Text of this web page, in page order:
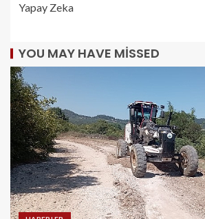
Yapay Zeka
YOU MAY HAVE MISSED